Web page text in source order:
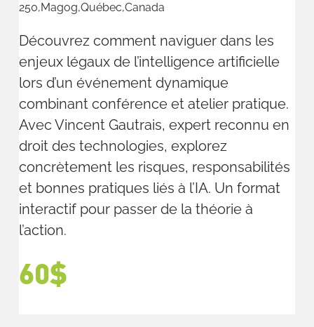
250,Magog,Québec,Canada
Découvrez comment naviguer dans les
enjeux légaux de l’intelligence artificielle
lors d’un événement dynamique
combinant conférence et atelier pratique.
Avec Vincent Gautrais, expert reconnu en
droit des technologies, explorez
concrètement les risques, responsabilités
et bonnes pratiques liés à l’IA. Un format
interactif pour passer de la théorie à
l’action.
60$